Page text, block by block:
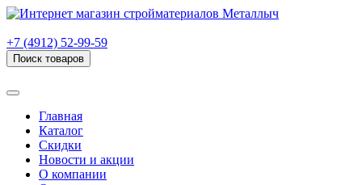
+7 (4912) 52-99-59
Поиск товаров
Главная
Каталог
Скидки
Новости и акции
О компании